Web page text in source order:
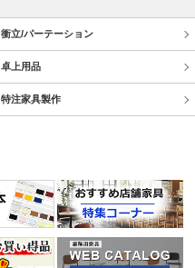
衝立/パーテーション
卓上用品
特注家具製作